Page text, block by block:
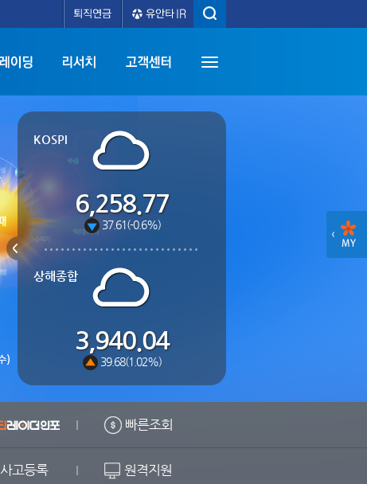
KOSPI
6,258.77
37.61(-0.6%)
상해종합
3,940.04
39.68(1.02%)
빠른조회
사고등록 원격지원